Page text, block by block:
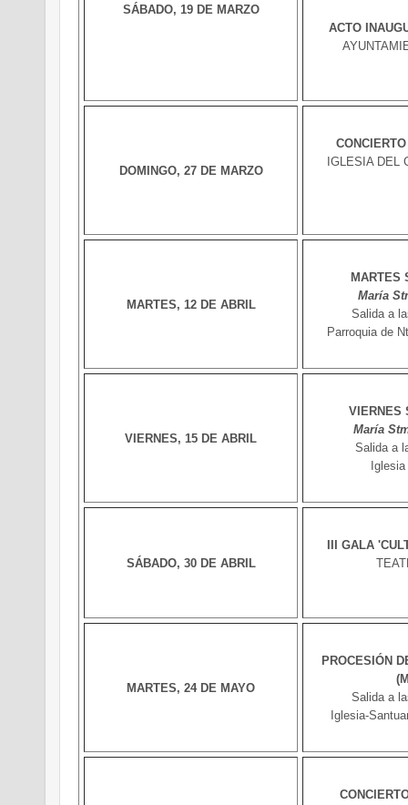
SÁBADO, 19 DE MARZO
ACTO
DOMINGO, 27 DE MARZO
IGLESIA DEL
MARTES, 12 DE ABRIL
MARTES
María
Salida a
Parroquia de
VIERNES, 15 DE ABRIL
VIERNES
María
Salida a
SÁBADO, 30 DE ABRIL
III GALA
MARTES, 24 DE MAYO
PROCESIÓN
Salida a
Iglesia-